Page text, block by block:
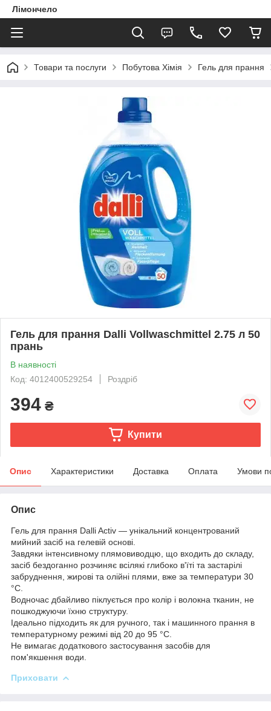
Лімончело
Товари та послуги Побутова Хімія Гель для прання
Гель для прання Dalli Vollwaschmittel 2.75 л 50
прань
В наявності
Код: 4012400529254
Роздріб
394 ₴
Купити
Опис Характеристики Доставка Оплата Умови
Опис
Гель для прання Dalli Activ — унікальний концентрований
мийний засіб на гелевій основі.
Завдяки інтенсивному плямовиводцю, що входить до складу,
засіб бездоганно розчиняє всілякі глибоко в'їті та застарілі
забруднення, жирові та олійні плями, вже за температури 30
°C.
Водночас дбайливо піклується про колір і волокна тканин, не
пошкоджуючи їхню структуру.
Ідеально підходить як для ручного, так і машинного прання в
температурному режимі від 20 до 95 °C.
Не вимагає додаткового застосування засобів для
пом'якшення води.
Приховати